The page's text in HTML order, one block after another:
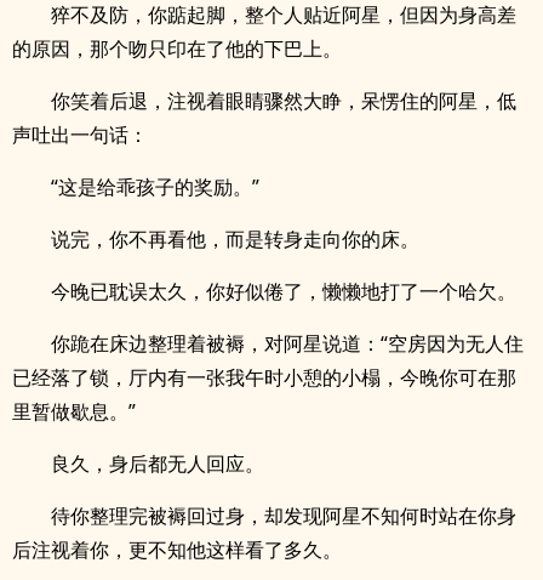
猝不及防，你踮起脚，整个人贴近阿星，但因为身高差
的原因，那个吻只印在了他的下巴上。
你笑着后退，注视着眼睛骤然大睁，呆愣住的阿星，低
声吐出一句话：
“这是给乖孩子的奖励。”
说完，你不再看他，而是转身走向你的床。
今晚已耽误太久，你好似倦了，懒懒地打了一个哈欠。
你跪在床边整理着被褥，对阿星说道：“空房因为无人住
已经落了锁，厅内有一张我午时小憩的小榻，今晚你可在那
里暂做歇息。”
良久，身后都无人回应。
待你整理完被褥回过身，却发现阿星不知何时站在你身
后注视着你，更不知他这样看了多久。